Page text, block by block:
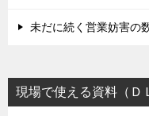
未だに続く営業妨害の
現場で使える資料（Ｄ